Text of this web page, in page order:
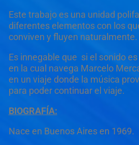
Este trabajo es una unidad
diferentes elementos con los
conviven y fluyen naturalmente.
Es innegable que si el sonido
en la cual navega Marcelo
en un viaje donde la música
para poder continuar el viaje.
BIOGRAFÍA:
Nace en Buenos Aires en 1969.